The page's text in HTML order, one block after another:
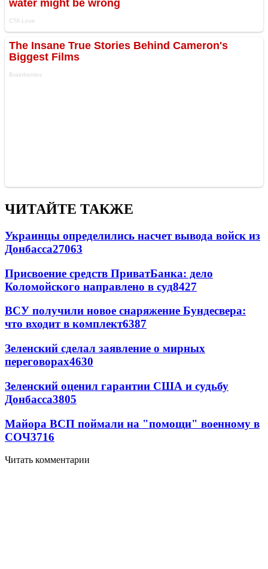
ЧИТАЙТЕ ТАКЖЕ
Украинцы определились насчет вывода войск из
Донбасса27063
Присвоение средств ПриватБанка: дело
Коломойского направлено в суд8427
ВСУ получили новое снаряжение Бундесвера:
что входит в комплект6387
Зеленский сделал заявление о мирных
переговорах4630
Зеленский оценил гарантии США и судьбу
Донбасса3805
Майора ВСП поймали на "помощи" военному в
СОЧ3716
Читать комментарии